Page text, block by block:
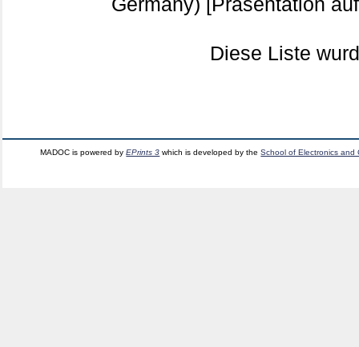
Germany) [Präsentation
Diese Liste
MADOC is powered byEPrints 3 which is developed by theSchool of Electronics and